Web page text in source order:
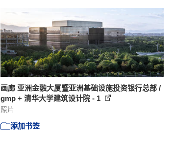
画廊 亚洲金融大厦暨亚洲基础设施投资银行总部 /
gmp + 清华大学建筑设计院 - 1
照片
添加书签